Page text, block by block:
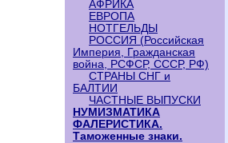
АФРИКА
ЕВРОПА
НОТГЕЛЬДЫ
РОССИЯ (Российская
Империя, Гражданская
война, РСФСР, СССР, РФ)
СТРАНЫ СНГ и
БАЛТИИ
ЧАСТНЫЕ ВЫПУСКИ
НУМИЗМАТИКА
ФАЛЕРИСТИКА.
Таможенные знаки.